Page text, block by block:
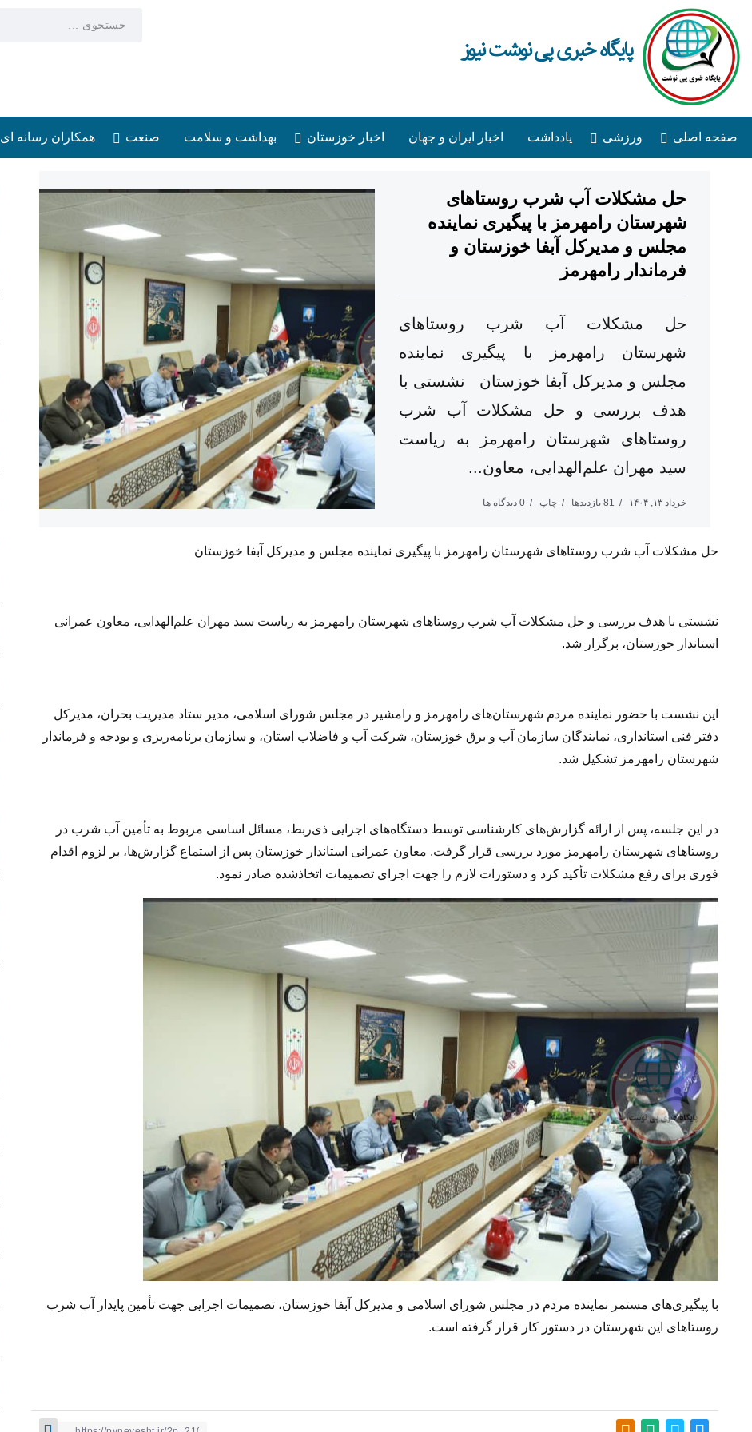
پایگاه خبری پی نوشت نیوز
صفحه اصلی ورزشی یادداشت اخبار ایران و جهان اخبار خوزستان بهداشت و سلامت صنعت همکاران رسانه ای
حل مشکلات آب شرب روستاهای
شهرستان رامهرمز با پیگیری نماینده
مجلس و مدیرکل آبفا خوزستان و
فرماندار رامهرمز
حل مشکلات آب شرب روستاهای
شهرستان رامهرمز با پیگیری نماینده
مجلس و مدیرکل آبفا خوزستان نشستی با
هدف بررسی و حل مشکلات آب شرب
روستاهای شهرستان رامهرمز به ریاست
سید مهران علم‌الهدایی، معاون...
خرداد ۱۳, ۱۴۰۴ 81 بازدیدها چاپ 0 دیدگاه ها
حل مشکلات آب شرب روستاهای شهرستان رامهرمز با پیگیری نماینده مجلس و مدیرکل آبفا خوزستان
نشستی با هدف بررسی و حل مشکلات آب شرب روستاهای شهرستان رامهرمز به ریاست سید مهران علم‌الهدایی، معاون عمرانی
استاندار خوزستان، برگزار شد.
این نشست با حضور نماینده مردم شهرستان‌های رامهرمز و رامشیر در مجلس شورای اسلامی، مدیر ستاد مدیریت بحران، مدیرکل
دفتر فنی استانداری، نمایندگان سازمان آب و برق خوزستان، شرکت آب و فاضلاب استان، و سازمان برنامه‌ریزی و بودجه و فرماندار
شهرستان رامهرمز تشکیل شد.
در این جلسه، پس از ارائه گزارش‌های کارشناسی توسط دستگاه‌های اجرایی ذی‌ربط، مسائل اساسی مربوط به تأمین آب شرب در
روستاهای شهرستان رامهرمز مورد بررسی قرار گرفت. معاون عمرانی استاندار خوزستان پس از استماع گزارش‌ها، بر لزوم اقدام
فوری برای رفع مشکلات تأکید کرد و دستورات لازم را جهت اجرای تصمیمات اتخاذشده صادر نمود.
با پیگیری‌های مستمر نماینده مردم در مجلس شورای اسلامی و مدیرکل آبفا خوزستان، تصمیمات اجرایی جهت تأمین پایدار آب شرب
روستاهای این شهرستان در دستور کار قرار گرفته است.